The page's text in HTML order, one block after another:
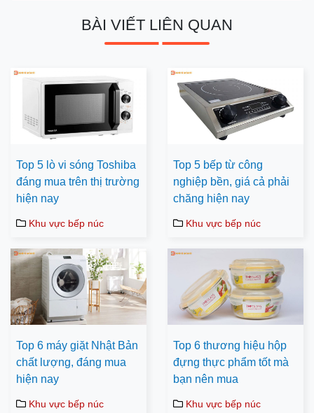
BÀI VIẾT LIÊN QUAN
Top 5 lò vi sóng Toshiba
đáng mua trên thị trường
hiện nay
Khu vực bếp núc
Top 5 bếp từ công
nghiệp bền, giá cả phải
chăng hiện nay
Khu vực bếp núc
Top 6 máy giặt Nhật Bản
chất lượng, đáng mua
hiện nay
Khu vực bếp núc
Top 6 thương hiệu hộp
đựng thực phẩm tốt mà
bạn nên mua
Khu vực bếp núc